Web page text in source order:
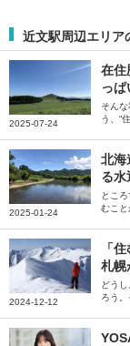
近文駅周辺エリア
2025-07-24
在住
っ
ター
そん
う、“
してく
2025-01-24
北海
る水
とこ
むこ
蘂（
た。
2024-12-12
「
札幌
どう
ろう
い」と